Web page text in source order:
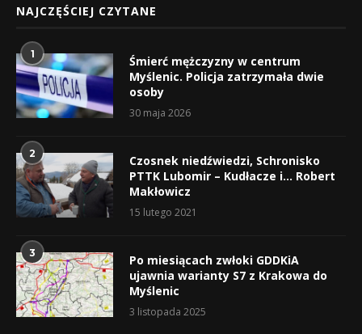
NAJCZĘŚCIEJ CZYTANE
1
Śmierć mężczyzny w centrum
Myślenic. Policja zatrzymała dwie
osoby
30 maja 2026
2
Czosnek niedźwiedzi, Schronisko
PTTK Lubomir – Kudłacze i… Robert
Makłowicz
15 lutego 2021
3
Po miesiącach zwłoki GDDKiA
ujawnia warianty S7 z Krakowa do
Myślenic
3 listopada 2025